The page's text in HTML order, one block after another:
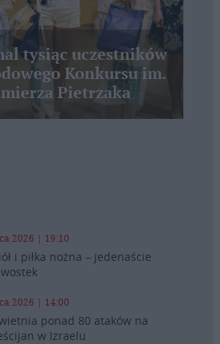
tysiąc uczestników
Konkursu im.
Pietrzaka
2026 | 19:10
i piłka nożna – jedenaście
2026 | 14:00
ponad 80 ataków na
w Izraelu